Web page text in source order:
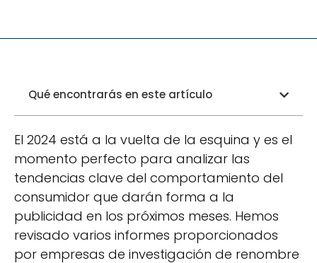
Qué encontrarás en este artículo
El 2024 está a la vuelta de la esquina y es el
momento perfecto para analizar las
tendencias clave del comportamiento del
consumidor que darán forma a la
publicidad en los próximos meses. Hemos
revisado varios informes proporcionados
por empresas de investigación de renombre